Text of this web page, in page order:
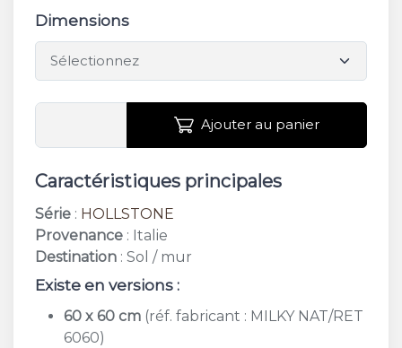
Dimensions
Ajouter au panier
Caractéristiques principales
Série : HOLLSTONE
Provenance : Italie
Destination : Sol / mur
Existe en versions :
60 x 60 cm (réf. fabricant : MILKY NAT/RET
6060)